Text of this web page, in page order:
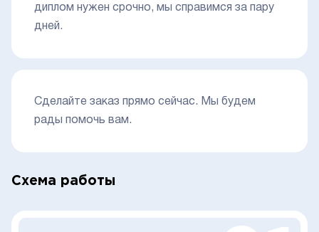
диплом нужен срочно, мы справимся за пару
дней.
Сделайте заказ прямо сейчас. Мы будем
рады помочь вам.
Схема работы